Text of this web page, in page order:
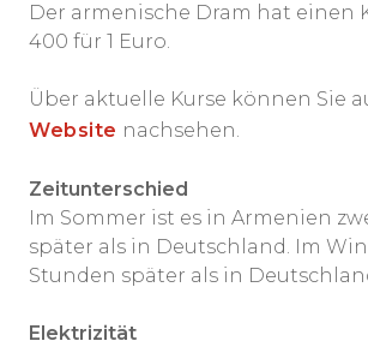
Der armenische Dram hat einen
400 für 1 Euro.
Über aktuelle Kurse können Sie
Website nachsehen.
Zeitunterschied
Im Sommer ist es in Armenien
später als in Deutschland. Im
Stunden später als in
Elektrizität